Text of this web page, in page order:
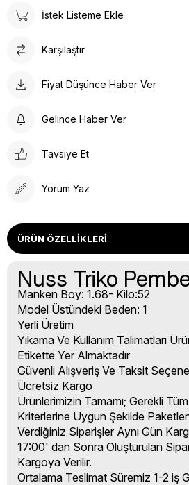
İstek Listeme Ekle
Karşılaştır
Fiyat Düşünce Haber Ver
Gelince Haber Ver
Tavsiye Et
Yorum Yaz
ÜRÜN ÖZELLIKLERI
Nuss Triko
Manken Boy: 1.68- Kilo:52
Model Üstündeki Beden: 1
Yerli Üretim
Yıkama Ve Kullanım Talimatları
Etikette Yer Almaktadır
Güvenli Alışveriş Ve Taksit
Ücretsiz Kargo
Ürünlerimizin Tamamı; Gerekli
Kriterlerine Uygun Şekilde
Verdiğiniz Siparişler Aynı Gün
17:00' dan Sonra Oluşturulan
Kargoya Verilir.
Ortalama Teslimat Süremiz 1-2 iş